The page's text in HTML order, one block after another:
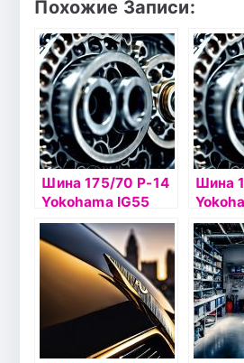
Похожие Записи:
Шина 175/70 Р-14
Yokohama IG55
88T б/к шип
Шина
95Т б/